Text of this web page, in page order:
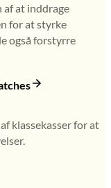
af at inddrage
for at styrke
også forstyrre
klassekasser for at